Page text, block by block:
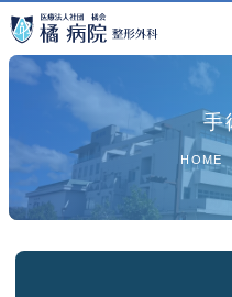
その他の手術
膝周囲骨切り術
膝周囲骨切り術について
PRP療法
自家骨保存
手
HOME